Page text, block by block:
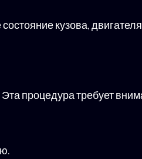
кузова,
процедура требует